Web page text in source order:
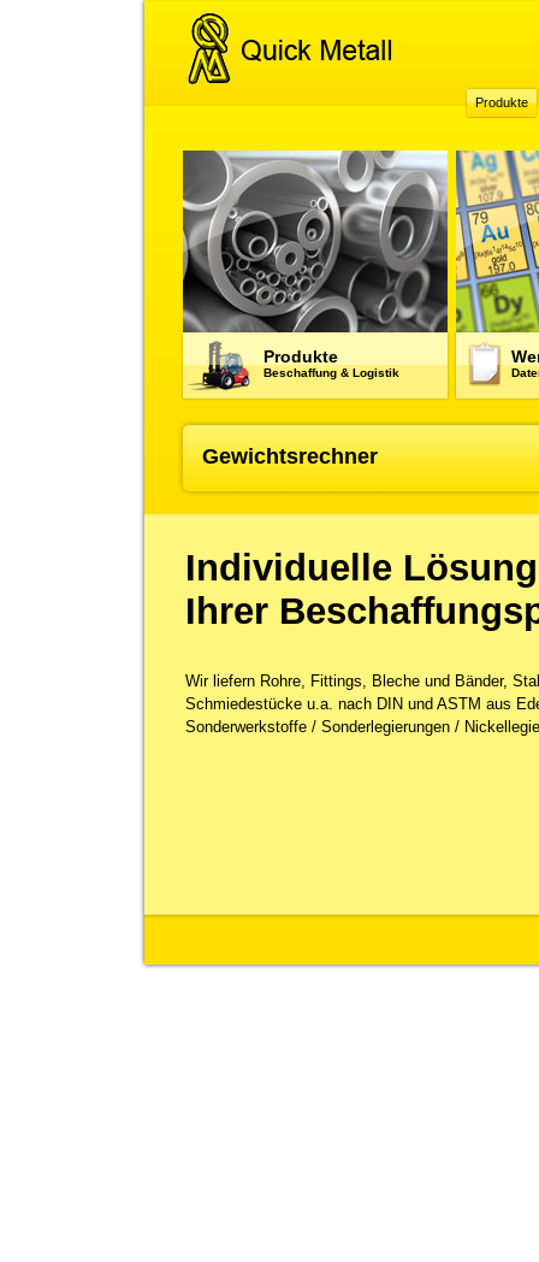
Produkte
Beschaffung & Logistik
Gewichtsrechner
Produkte
Individuelle Lösung
Ihrer
Wir liefern Rohre, Fittings, Bleche und Bänder,
Schmiedestücke u.a. nach DIN und ASTM aus
Sonderwerkstoffe / Sonderlegierungen /